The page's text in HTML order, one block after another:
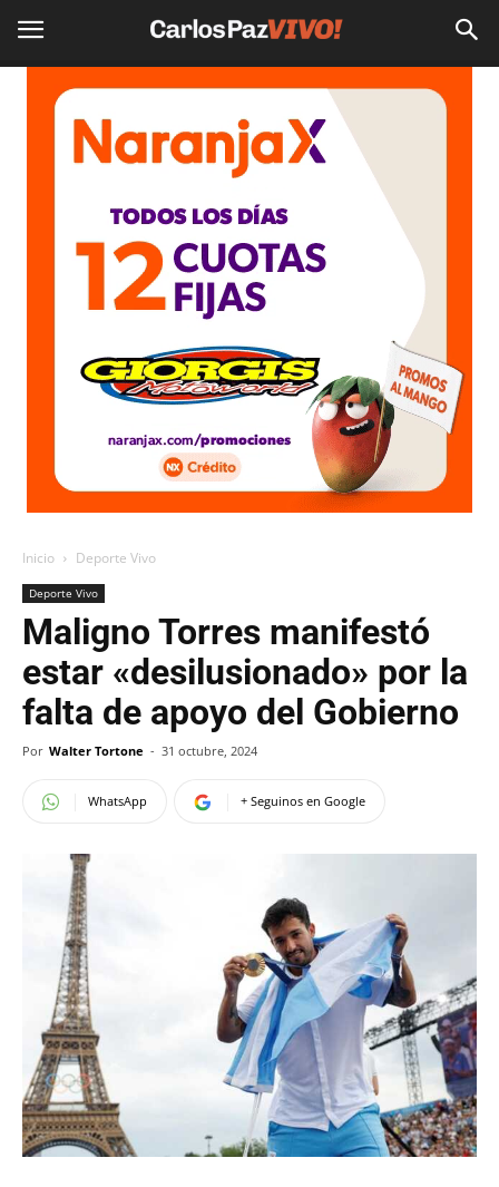
Inicio Deporte Vivo
Deporte Vivo
Maligno Torres manifestó
estar «desilusionado» por la
falta de apoyo del Gobierno
Por Walter Tortone - 31 octubre, 2024
WhatsApp + Seguinos en Google